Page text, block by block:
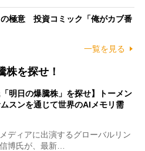
極意 投資コミック「俺がカブ番
一覧を見る
株を探せ！
「明日の爆騰株」を探せ】トーメン
スンを通じて世界のAIメモリ需
ディアに出演するグローバルリン
博氏が、最新…